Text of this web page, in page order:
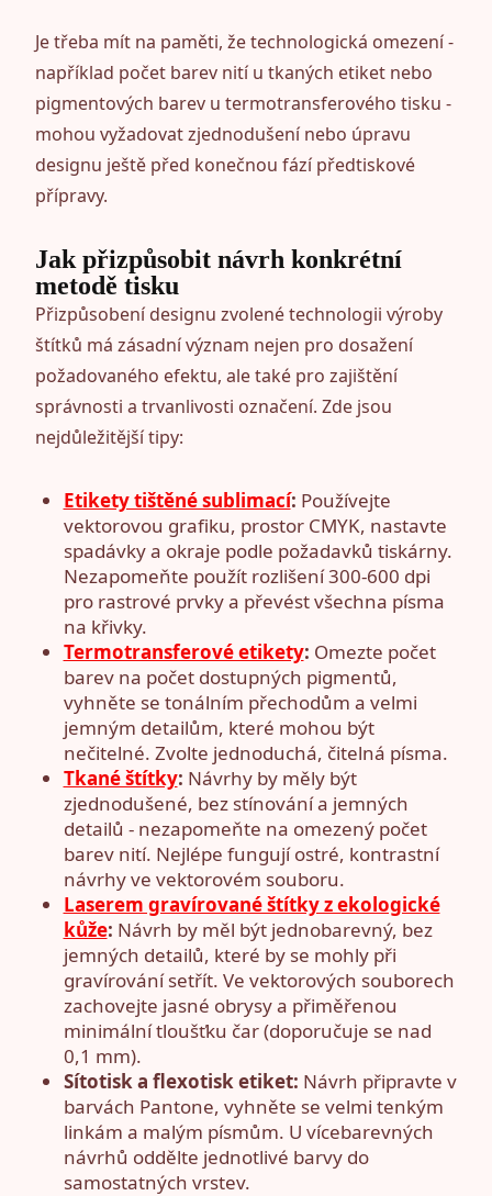
Je třeba mít na paměti, že technologická omezení -
například počet barev nití u tkaných etiket nebo
pigmentových barev u termotransferového tisku -
mohou vyžadovat zjednodušení nebo úpravu
designu ještě před konečnou fází předtiskové
přípravy.
Jak přizpůsobit návrh konkrétní
metodě tisku
Přizpůsobení designu zvolené technologii výroby
štítků má zásadní význam nejen pro dosažení
požadovaného efektu, ale také pro zajištění
správnosti a trvanlivosti označení. Zde jsou
nejdůležitější tipy:
Etikety tištěné sublimací: Používejte
vektorovou grafiku, prostor CMYK, nastavte
spadávky a okraje podle požadavků tiskárny.
Nezapomeňte použít rozlišení 300-600 dpi
pro rastrové prvky a převést všechna písma
na křivky.
Termotransferové etikety: Omezte počet
barev na počet dostupných pigmentů,
vyhněte se tonálním přechodům a velmi
jemným detailům, které mohou být
nečitelné. Zvolte jednoduchá, čitelná písma.
Tkané štítky: Návrhy by měly být
zjednodušené, bez stínování a jemných
detailů - nezapomeňte na omezený počet
barev nití. Nejlépe fungují ostré, kontrastní
návrhy ve vektorovém souboru.
Laserem gravírované štítky z ekologické
kůže: Návrh by měl být jednobarevný, bez
jemných detailů, které by se mohly při
gravírování setřít. Ve vektorových souborech
zachovejte jasné obrysy a přiměřenou
minimální tloušťku čar (doporučuje se nad
0,1 mm).
Sítotisk a flexotisk etiket: Návrh připravte v
barvách Pantone, vyhněte se velmi tenkým
linkám a malým písmům. U vícebarevných
návrhů oddělte jednotlivé barvy do
samostatných vrstev.